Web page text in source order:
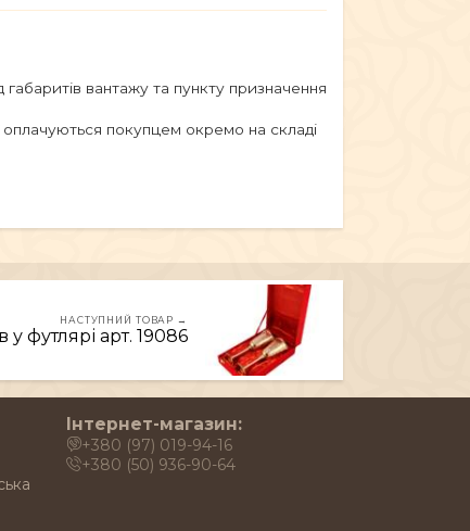
габаритів вантажу та пункту призначення
оплачуються покупцем окремо на складі
НАСТУПНИЙ ТОВАР →
у футлярі арт. 19086
Інтернет-магазин:
+380 (97) 019-94-16
+380 (50) 936-90-64